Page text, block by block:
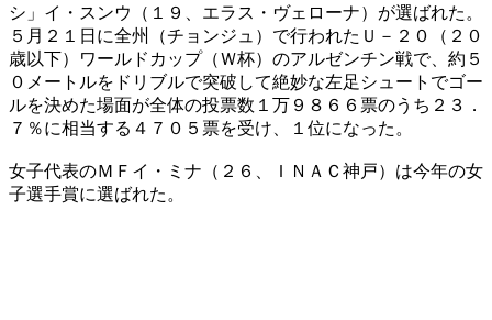
シ」イ・スンウ（１９、エラス・ヴェローナ）が選ばれた。
５月２１日に全州（チョンジュ）で行われたＵ－２０（２０
歳以下）ワールドカップ（Ｗ杯）のアルゼンチン戦で、約５
０メートルをドリブルで突破して絶妙な左足シュートでゴー
ルを決めた場面が全体の投票数１万９８６６票のうち２３．
７％に相当する４７０５票を受け、１位になった。
女子代表のＭＦイ・ミナ（２６、ＩＮＡＣ神戸）は今年の女
子選手賞に選ばれた。